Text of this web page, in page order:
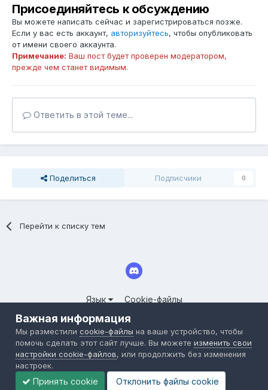
Присоединяйтесь к обсуждению
Вы можете написать сейчас и зарегистрироваться позже.
Если у вас есть аккаунт, авторизуйтесь, чтобы опубликовать
от имени своего аккаунта.
Примечание: Ваш пост будет проверен модератором,
прежде чем станет видимым.
Ответить в этой теме...
Поделиться Подписчики 0
Перейти к списку тем
Язык Cookie-файлы
© 2025 СООБЩЕСТВО СЕРВЕРОВ LINEAGE II FORUM.CLOUDY-
WORLD.RU
Powered by Invision Community
Важная информация
Мы разместилиcookie-файлы на ваше устройство, чтобы
помочь сделать этот сайт лучше. Вы можетеизменить свои
настройки cookie-файлов, или продолжить без изменения
настроек.
Принять cookie Отклонить файлы сookie